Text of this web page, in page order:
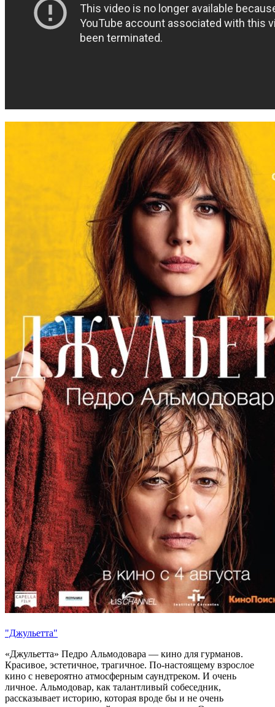
"Джульетта"
«Джульетта» Педро Альмодовара — кино для гурманов.
Красивое, эстетичное, трагичное. По-настоящему взрослое
кино с невероятно атмосферным саундтреком. И очень
личное. Альмодовар, как талантливый собеседник,
рассказывает историю, которая вроде бы и не очень